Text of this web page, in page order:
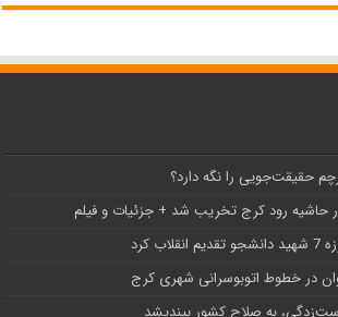
حقیقت‌جویی را نگه دارد؟
حاشیه‌ رود کرج تخریب شد + جزئیات و فیلم
به صلاح کشور بیندیشد